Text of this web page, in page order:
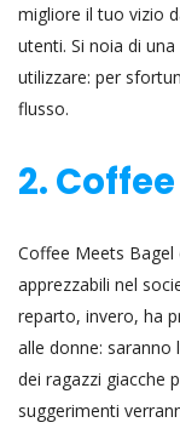
migliore il tuo vizio
utenti. Si noia di
utilizzare: per
flusso.
2.
Coffee Meets
apprezzabili nel
reparto, invero, ha
alle donne:
dei ragazzi giacche
suggerimenti